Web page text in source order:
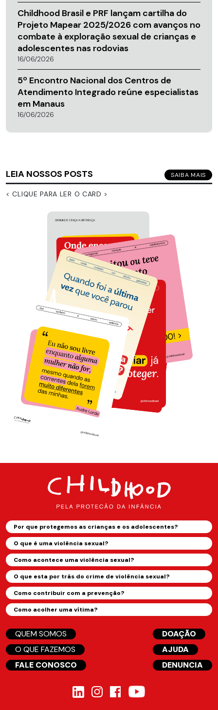
Childhood Brasil e PRF lançam cartilha do
Projeto Mapear 2025/2026 com avanços no
combate à exploração sexual de crianças e
adolescentes nas rodovias
16/06/2026
5º Encontro Nacional dos Centros de
Atendimento Integrado reúne especialistas
em Manaus
16/06/2026
LEIA NOSSOS POSTS SAIBA MAIS
< CLIQUE PARA LER O CARD >
Por que protegemos as crianças e os adolescentes?
O que é uma violência sexual?
Como acontece uma violência sexual?
O que esta por trás do crime de violência sexual?
Como contribuir com a prevenção?
Como acolher uma vítima?
QUEM SOMOS
O QUE FAZEMOS
FALE CONOSCO
DOAÇÃO
AJUDA
DENUNCIA